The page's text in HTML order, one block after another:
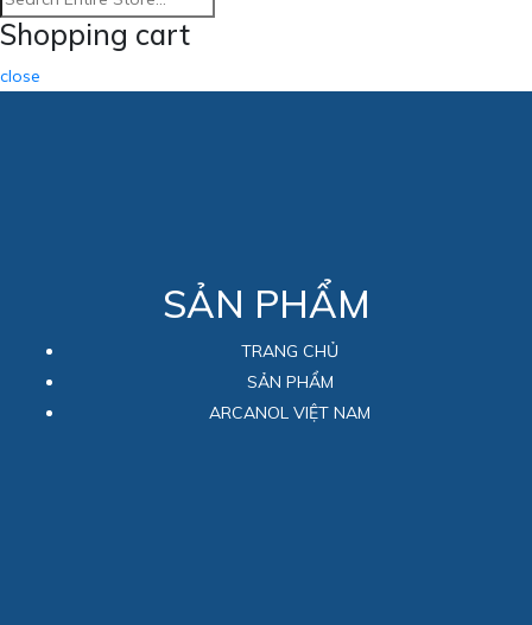
Shopping cart
close
SẢN PHẨM
TRANG CHỦ
SẢN PHẨM
ARCANOL VIỆT NAM